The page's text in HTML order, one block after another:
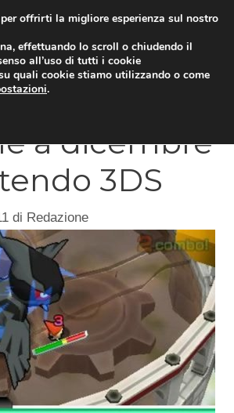
a dicembre
3DS
di Redazione
offrirti la migliore esperienza sul nostro
effettuando lo scroll o chiudendo il
all’uso di tutti i cookie
quali cookie stiamo utilizzando o come
.